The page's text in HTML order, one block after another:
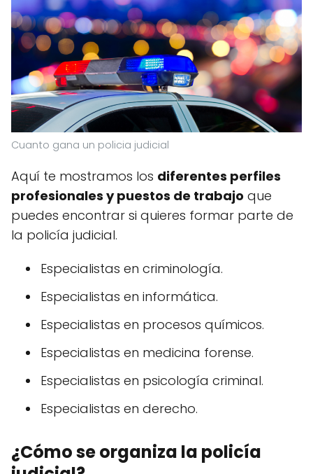
Cuanto gana un policia judicial
Aquí te mostramos los diferentes perfiles
profesionales y puestos de trabajo que
puedes encontrar si quieres formar parte de
la policía judicial.
Especialistas en criminología.
Especialistas en informática.
Especialistas en procesos químicos.
Especialistas en medicina forense.
Especialistas en psicología criminal.
Especialistas en derecho.
¿Cómo se organiza la policía